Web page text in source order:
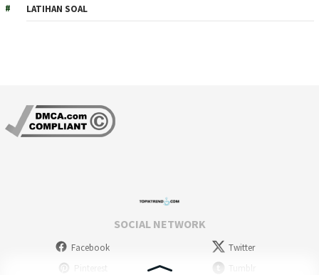
LATIHAN SOAL
SOCIAL NETWORK
Facebook
Twitter
Tumblr